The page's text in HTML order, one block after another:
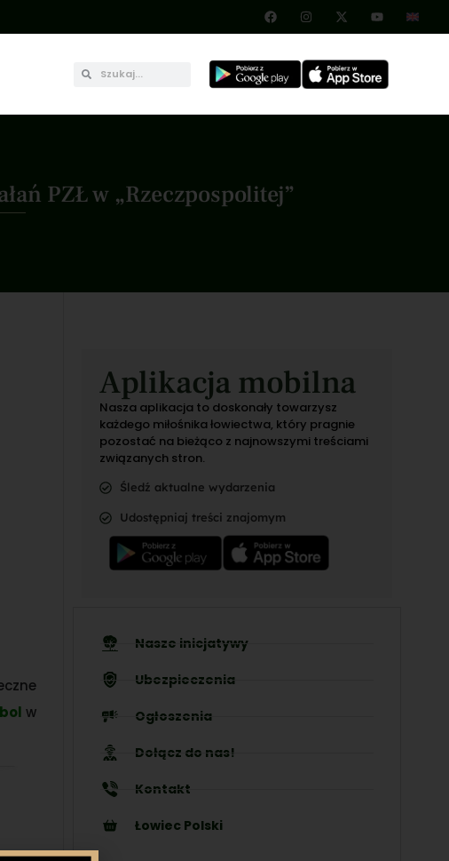
PZŁ w „Rzeczpospolitej”
w
Aplikacja mobilna
Nasza aplikacja to doskonały towarzysz
każdego miłośnika łowiectwa, który pragnie
pozostać na bieżąco z najnowszymi treściami
związanych stron.
Śledź aktualne wydarzenia
Udostępniaj treści znajomym
Nasze inicjatywy
Ubezpieczenia
Ogłoszenia
Dołącz do nas!
Kontakt
Łowiec Polski